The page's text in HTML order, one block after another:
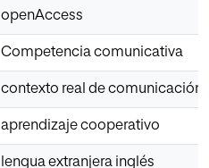
openAccess
Competencia comunicativa
contexto real de comunicación
aprendizaje cooperativo
lengua extranjera inglés